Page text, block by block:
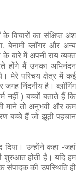
विचारों का संक्षिप्त अंश
बेनामी ब्लॉगर और अन्य
के बारे में अपनी राय व्यक्त
होंगे मैं उनका अभिनंदन
मेरे परिचय क्षेत्र में कई
निंदनीय है। ब्लॉगिंग
नहीं ) बच्चों बताते हैं कि
माने तो अनुभवी और कम
बच्चे हैं जो झूठी पहचान
उन्होंने कहा -जहां
शुरुआत होती है। यदि हम
संपादक की उपस्थिति ही